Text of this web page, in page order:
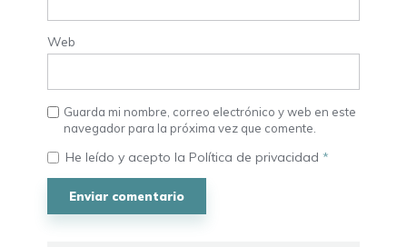
Web
Guarda mi nombre, correo electrónico y web en este
navegador para la próxima vez que comente.
He leído y acepto la Política de privacidad *